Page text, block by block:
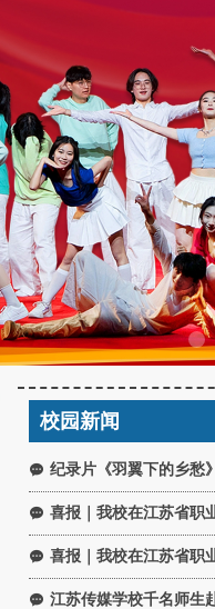
校园新闻
끁
끁
끁
끁 江苏传媒学校千名师生